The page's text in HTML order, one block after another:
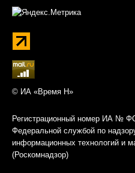
© ИА «Время Н»
Регистрационный номер ИА №
Федеральной службой по
информационных технологий и
(Роскомнадзор)